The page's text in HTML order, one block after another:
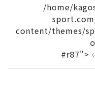
/home/
content/themes/
#r87">